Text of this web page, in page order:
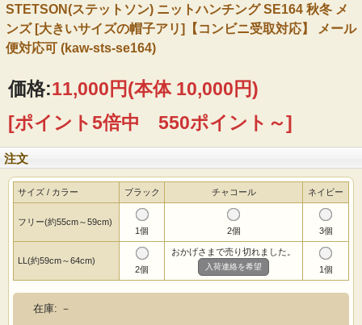
STETSON(ステットソン) ニットハンチング SE164 秋冬 メ
ンズ [大きいサイズの帽子アリ]【コンビニ受取対応】 メール
便対応可 (kaw-sts-se164)
価格:11,000円(本体 10,000円)
[ポイント5倍中 550ポイント～]
注文
サイズ / カラー ブラック チャコール ネイビー
フリー(約55cm～59cm)
1個
2個 3個
LL(約59cm～64cm)
2個
おかげさまで売り切れました。
入荷連絡を希望 1個
在庫: －